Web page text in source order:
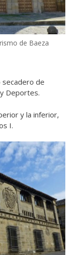
de Baeza
secadero de
Deportes.
y la inferior,
I.